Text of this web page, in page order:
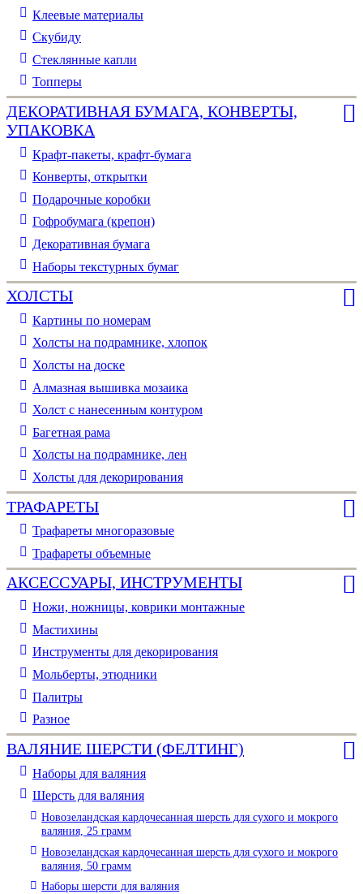
Клеевые материалы
Скубиду
Стеклянные капли
Топперы
ДЕКОРАТИВНАЯ БУМАГА, КОНВЕРТЫ,
УПАКОВКА
Крафт-пакеты, крафт-бумага
Конверты, открытки
Подарочные коробки
Гофробумага (крепон)
Декоративная бумага
Наборы текстурных бумаг
ХОЛСТЫ
Картины по номерам
Холсты на подрамнике, хлопок
Холсты на доске
Алмазная вышивка мозаика
Холст с нанесенным контуром
Багетная рама
Холсты на подрамнике, лен
Холсты для декорирования
ТРАФАРЕТЫ
Трафареты многоразовые
Трафареты объемные
АКСЕССУАРЫ, ИНСТРУМЕНТЫ
Ножи, ножницы, коврики монтажные
Мастихины
Инструменты для декорирования
Мольберты, этюдники
Палитры
Разное
ВАЛЯНИЕ ШЕРСТИ (ФЕЛТИНГ)
Наборы для валяния
Шерсть для валяния
Новозеландская кардочесанная шерсть для сухого и мокрого
валяния, 25 грамм
Новозеландская кардочесанная шерсть для сухого и мокрого
валяния, 50 грамм
Наборы шерсти для валяния